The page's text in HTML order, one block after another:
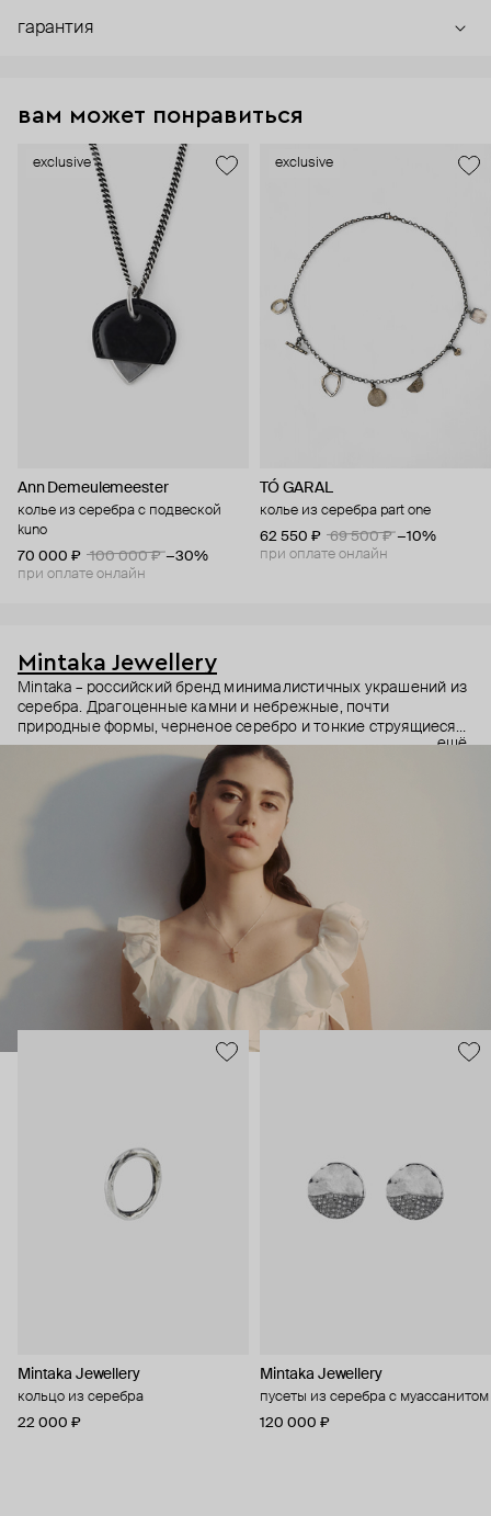
гарантия
вам может понравиться
exclusive
Ann Demeulemeester
колье из серебра с подвеской
kuno
70 000 ₽
100 000 ₽ −30%
при оплате онлайн
exclusive
TÓ GARAL
колье из серебра part one
62 550 ₽
69 500 ₽ −10%
при оплате онлайн
Mintaka Jewellery
Mintaka – российский бренд минималистичных украшений из
серебра. Драгоценные камни и небрежные, почти
природные формы, черненое серебро и тонкие струящиеся
цепи – в этих украшениях дизайнеры соединили силу и
нежность, авангардные детали и классический дизайн.
Какую часть вашего характера они подчеркнут? Выбор за
ещё
Mintaka Jewellery
кольцо из серебра
22 000 ₽
Mintaka Jewellery
пусеты из серебра с муассанитом
120 000 ₽